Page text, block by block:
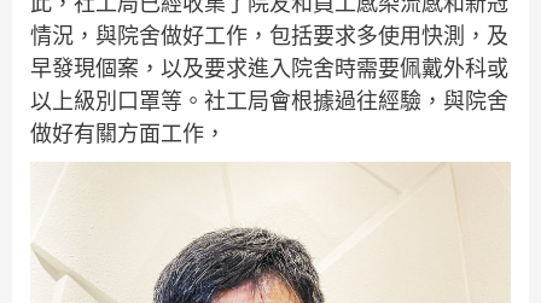
情況，與院舍做好工作，包括要求多使用快測，及
早發現個案，以及要求進入院舍時需要佩戴外科或
以上級別口罩等。社工局會根據過往經驗，與院舍
做好有關方面工作，